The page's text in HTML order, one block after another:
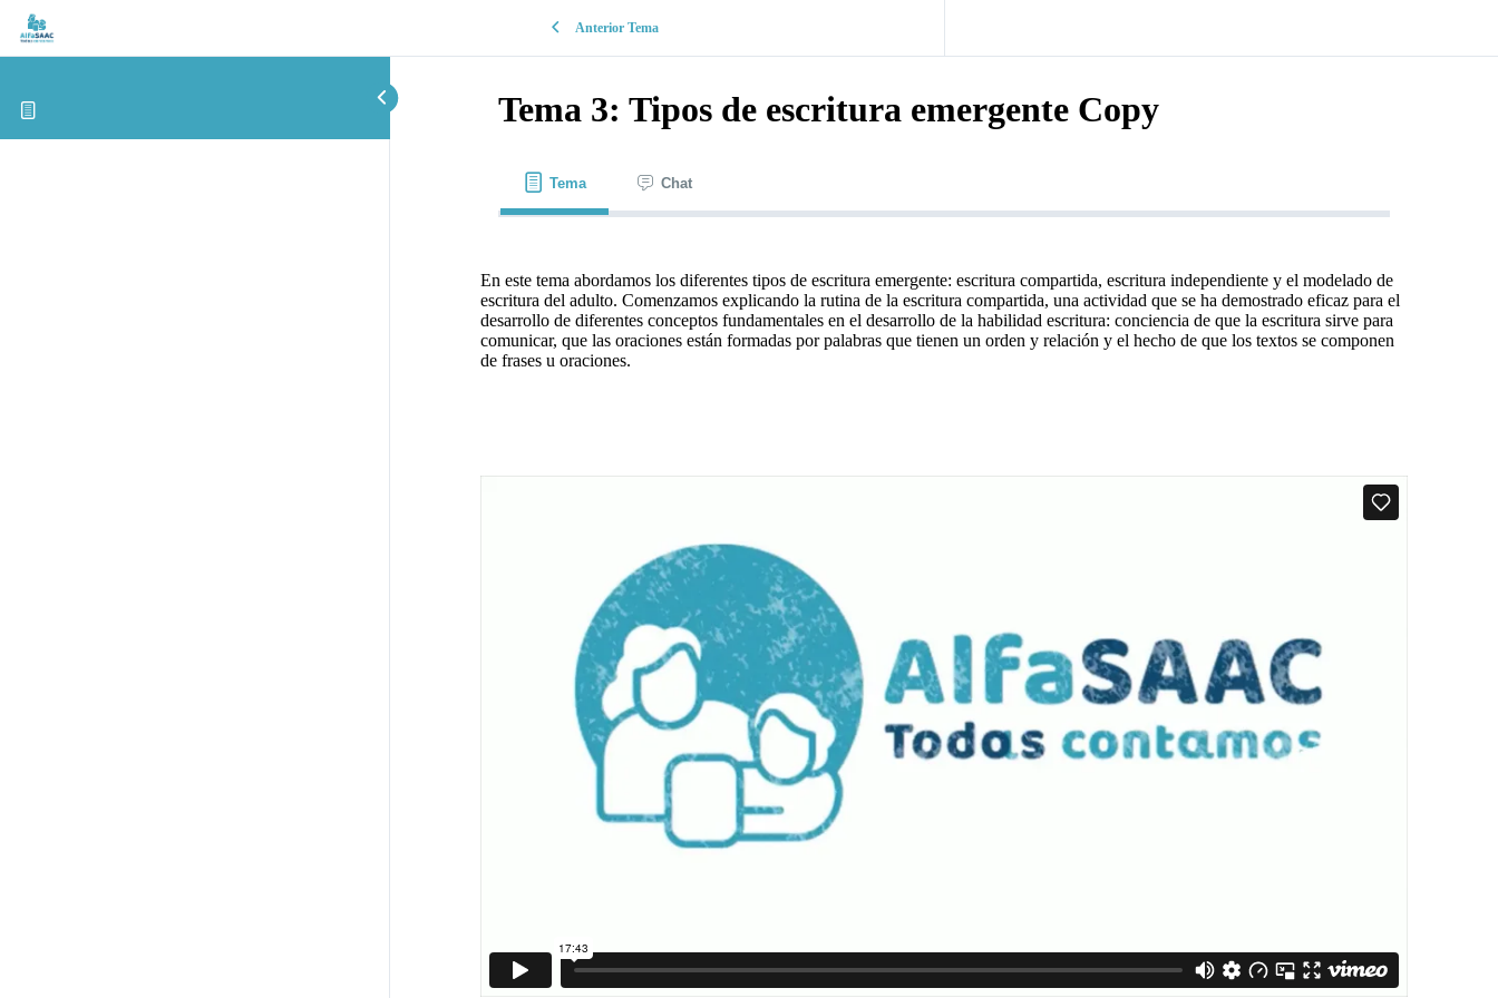
Anterior Tema
Tema 3: Tipos de escritura emergente Copy
Tema Chat
En este tema abordamos los diferentes tipos de escritura emergente: escritura compartida, escritura independiente y el modelado de
escritura del adulto. Comenzamos explicando la rutina de la escritura compartida, una actividad que se ha demostrado eficaz para el
desarrollo de diferentes conceptos fundamentales en el desarrollo de la habilidad escritura: conciencia de que la escritura sirve para
comunicar, que las oraciones están formadas por palabras que tienen un orden y relación y el hecho de que los textos se componen
de frases u oraciones.